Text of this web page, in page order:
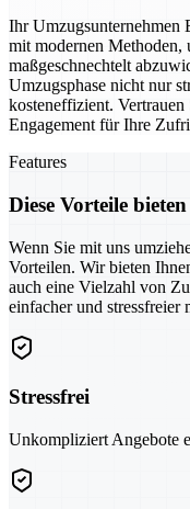
Ihr Umzugsunternehmen
mit modernen Methoden,
maßgeschnechtelt
Umzugsphase nicht nur
kosteneffizient.
Engagement für Ihre
Features
Diese Vorteile
Wenn Sie mit uns
Vorteilen. Wir bieten
auch eine Vielzahl von
einfacher und stressfreier
Stressfrei
Unkompliziert Angebote